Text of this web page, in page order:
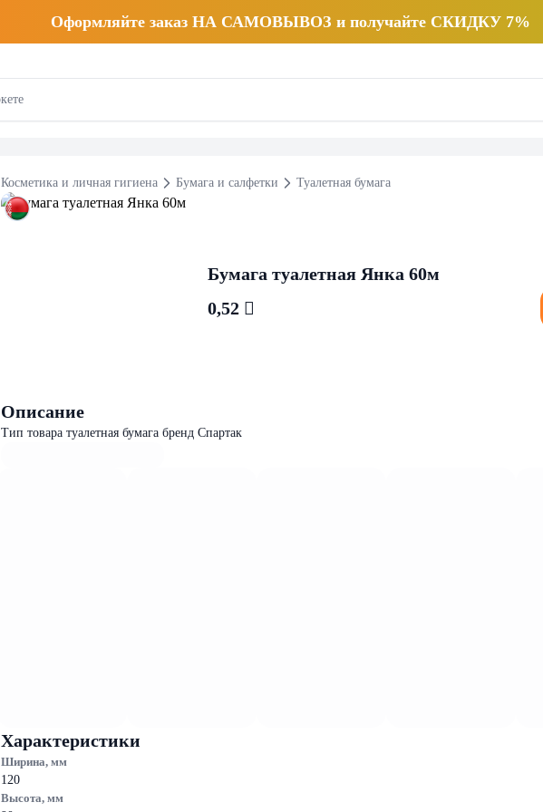
Оформляйте заказ НА САМОВЫВОЗ и получайте СКИДКУ 7%
Косметика и личная гигиена Бумага и салфетки Туалетная бумага
Бумага туалетная Янка 60м
0,52 
Описание
Тип товара туалетная бумага бренд Спартак
Характеристики
Ширина, мм
120
Высота, мм